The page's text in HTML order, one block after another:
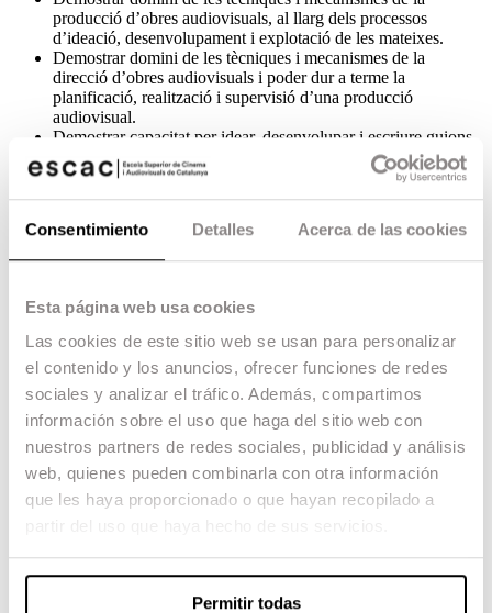
Consentimiento Detalles Acerca de las cookies
Esta página web usa cookies
Las cookies de este sitio web se usan para personalizar
el contenido y los anuncios, ofrecer funciones de redes
sociales y analizar el tráfico. Además, compartimos
información sobre el uso que haga del sitio web con
nuestros partners de redes sociales, publicidad y análisis
web, quienes pueden combinarla con otra información
que les haya proporcionado o que hayan recopilado a
Permitir todas
producció d’obres audiovisuals, al llarg dels processos
d’ideació, desenvolupament i explotació de les mateixes.
Demostrar domini de les tècniques i mecanismes de la
direcció d’obres audiovisuals i poder dur a terme la
planificació, realització i supervisió d’una producció
audiovisual.
Demostrar capacitat per idear, desenvolupar i escriure guions
d’obres audiovisuals de diferents característiques.
Tenir capacitat per concebre, dissenyar i materialitzar el
tractament lumínic, cromàtic i visual en general en el marc
Tenir capacitat per concebre, dissenyar i desenvolupar
l’espai, el vestuari i l’attrezzo implicats en la producció d’una
en el registre, el disseny i la postproducció sonora d’una obra
audiovisual.
Ser capaç d’estructurar, gestionar i tractar adequadament el
material audiovisual a través del domini dels recursos i
estratègies del muntatge i la postproducció.
Ser capaç d’assumir la gestió dels processos de
preproducció, producció i postproducció dels efectes digitals
en una obra audiovisual
Assimilar els mecanismes del llenguatge audiovisual.
Utilitzar de manera adequada els instruments i eines